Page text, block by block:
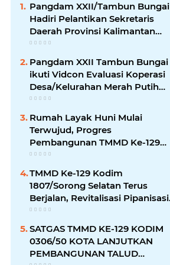
Pangdam XXII/Tambun Bungai
Hadiri Pelantikan Sekretaris
Daerah Provinsi Kalimantan
Tengah
Pangdam XXII Tambun Bungai
ikuti Vidcon Evaluasi Koperasi
Desa/Kelurahan Merah Putih
dipimpin Wakil Panglima TNI
Rumah Layak Huni Mulai
Terwujud, Progres
Pembangunan TMMD Ke-129
Kodim 1807/Sorong Selatan
TMMD Ke-129 Kodim
1807/Sorong Selatan Terus
Berjalan, Revitalisasi Pipanisasi
Air Bersih di Kampung Sesor
SATGAS TMMD KE-129 KODIM
0306/50 KOTA LANJUTKAN
PEMBANGUNAN TALUD